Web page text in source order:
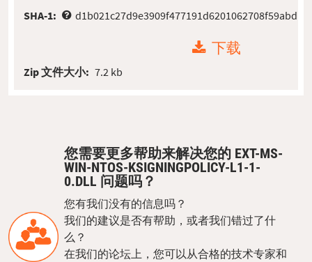
SHA-1:
d1b021c27d9e3909f477191d6201062708f59abd
下载
Zip 文件大小: 7.2 kb
您需要更多帮助来解决您的 EXT-MS-
WIN-NTOS-KSIGNINGPOLICY-L1-1-
0.DLL 问题吗？
您有我们没有的信息吗？
我们的建议是否有帮助，或者我们错过了什
么？
在我们的论坛上，您可以从合格的技术专家和